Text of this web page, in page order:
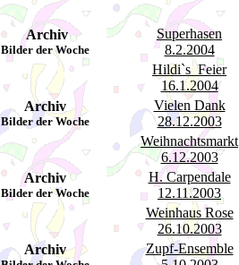
Archiv
Bilder der Woche
Superhasen
8.2.2004
Hildi`s Feier
16.1.2004
Archiv
Bilder der Woche
Vielen Dank
28.12.2003
Weihnachtsmarkt
6.12.2003
Archiv
Bilder der Woche
H. Carpendale
12.11.2003
Weinhaus Rose
26.10.2003
Archiv
Zupf-Ensemble